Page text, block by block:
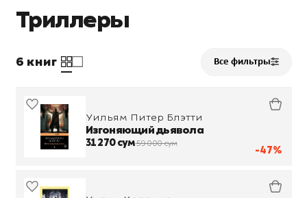
Триллеры
6 книг Все фильтры
-47%
Уильям Питер Блэтти
Изгоняющий дьявола
31 270 сум59 000 сум